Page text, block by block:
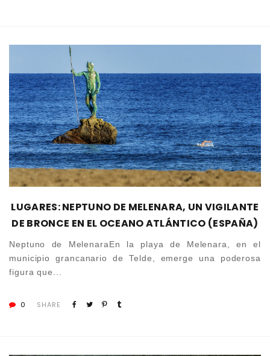
LUGARES: NEPTUNO DE MELENARA, UN VIGILANTE
DE BRONCE EN EL OCEANO ATLÁNTICO (ESPAÑA)
Neptuno de MelenaraEn la playa de Melenara, en el
municipio grancanario de Telde, emerge una poderosa
figura que...
0 SHARE